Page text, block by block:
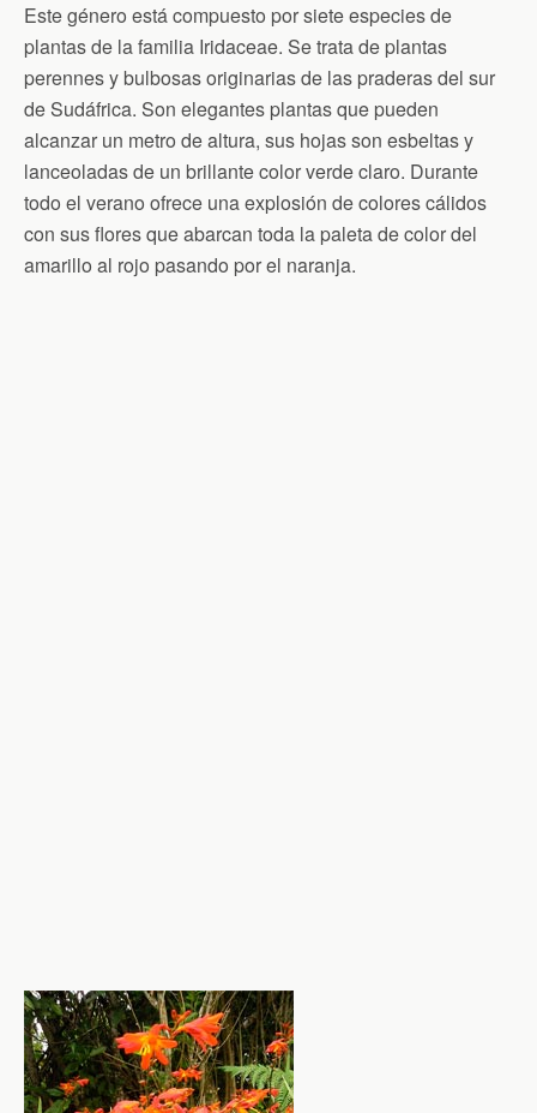
Este género está compuesto por siete especies de
plantas de la familia Iridaceae. Se trata de plantas
perennes y bulbosas originarias de las praderas del sur
de Sudáfrica. Son elegantes plantas que pueden
alcanzar un metro de altura, sus hojas son esbeltas y
lanceoladas de un brillante color verde claro. Durante
todo el verano ofrece una explosión de colores cálidos
con sus flores que abarcan toda la paleta de color del
amarillo al rojo pasando por el naranja.